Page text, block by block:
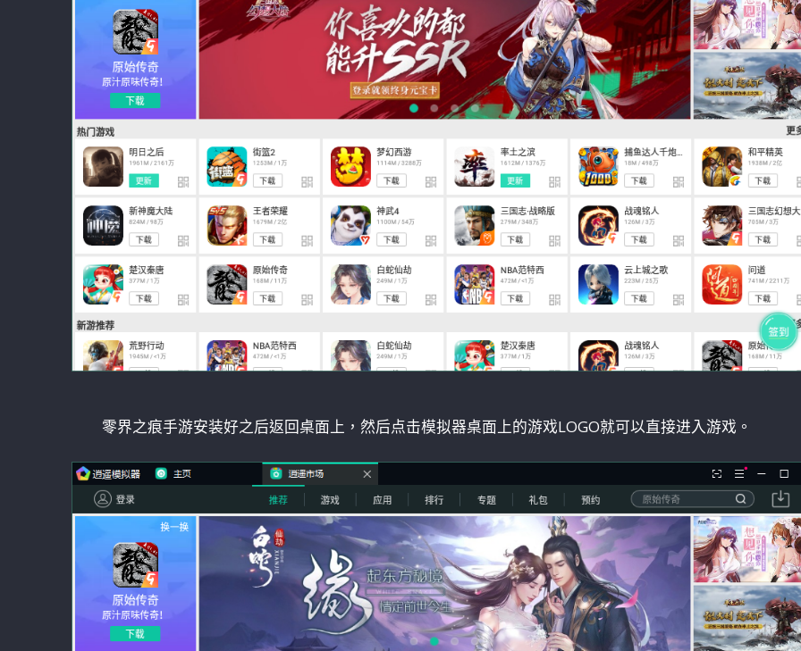
零界之痕手游安装好之后返回桌面上，然后点击模拟器桌面上的游戏LOGO就可以直接进入游戏。